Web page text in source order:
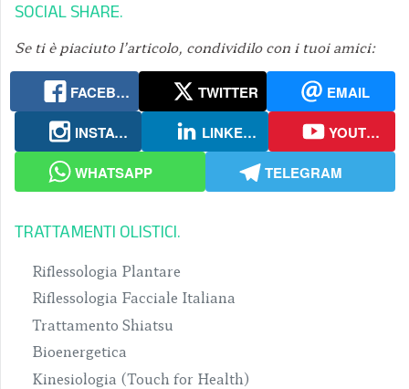
SOCIAL SHARE
Se ti è piaciuto l’articolo, condividilo con i tuoi amici:
FACEBOOK TWITTER
EMAIL
INSTAGRAM
LINKEDIN
YOUTUBE
WHATSAPP
TELEGRAM
TRATTAMENTI OLISTICI
Riflessologia Plantare
Riflessologia Facciale Italiana
Trattamento Shiatsu
Bioenergetica
Kinesiologia (Touch for Health)